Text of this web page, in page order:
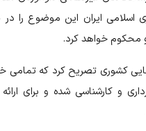
ایران این موضوع را
و محکوم خواهد کرد.
کشوری تصریح کرد که تمامی
و کارشناسی شده و برای